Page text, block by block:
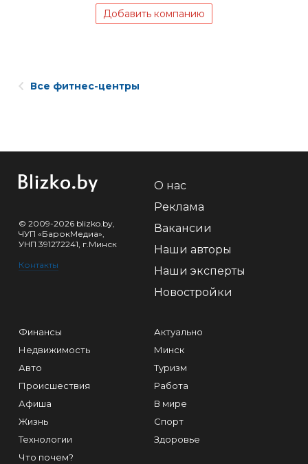
Добавить компанию
Все фитнес-центры
© 2009-2026 blizko.by,
ЧУП «БарокМедиа»,
УНП 391272241, г.Минск
Контакты
О нас
Реклама
Вакансии
Наши авторы
Наши эксперты
Новостройки
Финансы
Недвижимость
Авто
Происшествия
Афиша
Жизнь
Технологии
Что почем?
Актуально
Минск
Туризм
Работа
В мире
Спорт
Здоровье